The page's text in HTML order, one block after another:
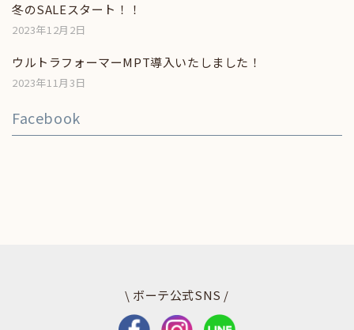
冬のSALEスタート！！
2023年12月2日
ウルトラフォーマーMPT導入いたしました！
2023年11月3日
Facebook
\ ボーテ公式SNS /